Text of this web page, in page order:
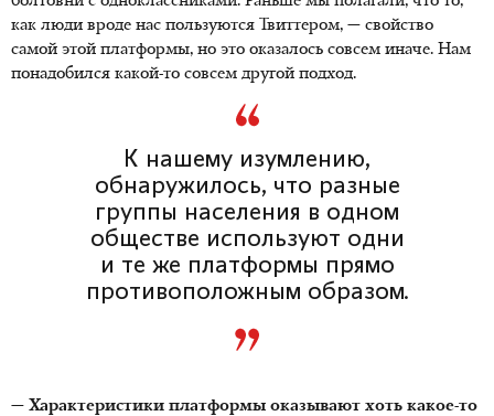
как люди вроде нас пользуются Твиттером, — свойство
самой этой платформы, но это оказалось совсем иначе. Нам
понадобился какой-то совсем другой подход.
К нашему изумлению,
обнаружилось, что разные
группы населения в одном
обществе используют одни
и те же платформы прямо
противоположным образом.
— Характеристики платформы оказывают хоть какое-то